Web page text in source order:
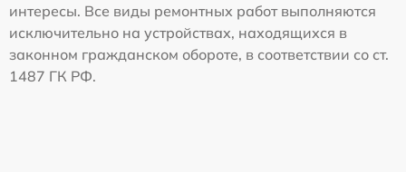
интересы. Все виды ремонтных работ выполняются
исключительно на устройствах, находящихся в
законном гражданском обороте, в соответствии со ст.
1487 ГК РФ.